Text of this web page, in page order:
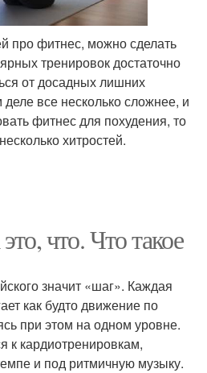
про фитнес, можно сделать
тренировок достаточно
от досадных лишних
все несколько сложнее, и
фитнес для похудения, то
хитростей.
что. Что такое
значит «шаг». Каждая
как будто движение по
при этом на одном уровне.
к кардиотренировкам,
и под ритмичную музыку.